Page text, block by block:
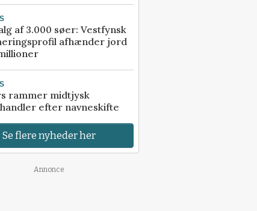
af 3.000 søer: Vestfynsk
afhænder jord
rammer midtjysk
efter navneskifte
Se flere nyheder her
Annonce